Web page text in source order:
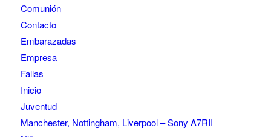
Comunión
Contacto
Embarazadas
Empresa
Fallas
Inicio
Juventud
Manchester, Nottingham, Liverpool – Sony A7RII